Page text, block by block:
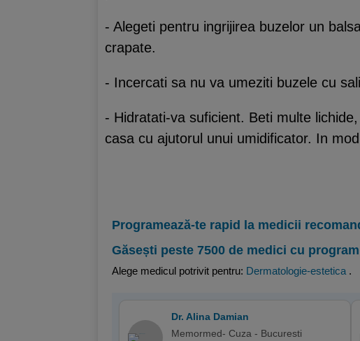
- Alegeti pentru ingrijirea buzelor un
crapate.
- Incercati sa nu va umeziti buzele cu
- Hidratati-va suficient. Beti multe
casa cu ajutorul unui umidificator. In
Programează-te rapid la medicii
Găsești peste 7500 de medici cu
Alege medicul potrivit pentru: Dermatologie-estetica .
Dr. Alina Damian
Memormed- Cuza - Bucuresti